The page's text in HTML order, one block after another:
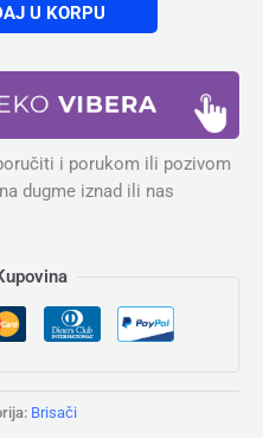
U KORPU
i porukom ili pozivom
dugme iznad ili nas
Brisači